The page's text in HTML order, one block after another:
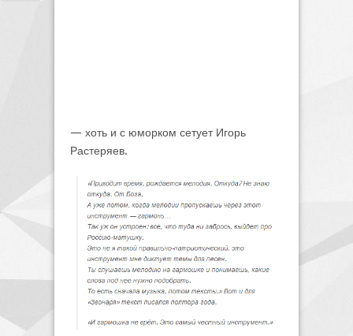
— хоть и с юморком сетует Игорь
Растеряев.